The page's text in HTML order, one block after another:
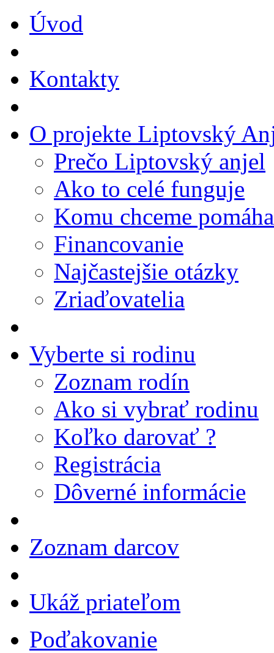
Úvod
Kontakty
O projekte Liptovský
Prečo Liptovský anjel
Ako to celé funguje
Komu chceme
Financovanie
Najčastejšie otázky
Zriaďovatelia
Vyberte si rodinu
Zoznam rodín
Ako si vybrať rodinu
Koľko darovať ?
Registrácia
Dôverné informácie
Zoznam darcov
Ukáž priateľom
Poďakovanie